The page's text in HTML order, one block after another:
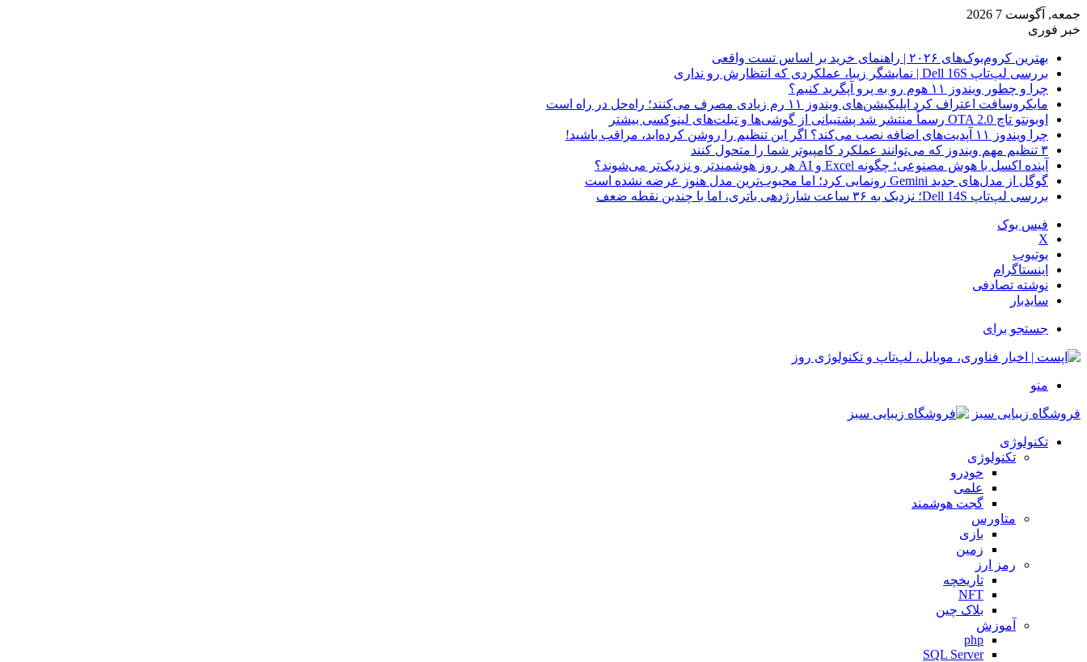
جمعه, آگوست 7 2026
خبر فوری
بهترین کروم‌بوک‌های ۲۰۲۶ | راهنمای خرید بر اساس تست واقعی
بررسی لپ‌تاپ Dell 16S | نمایشگر زیبا، عملکردی که انتظارش رو نداری
چرا و چطور ویندوز ۱۱ هوم رو به پرو آپگرید کنیم؟
مایکروسافت اعتراف کرد اپلیکیشن‌های ویندوز ۱۱ رم زیادی مصرف می‌کنند؛ راه‌حل در راه است
اوبونتو تاچ OTA 2.0 رسماً منتشر شد پشتیبانی از گوشی‌ها و تبلت‌های لینوکسی بیشتر
چرا ویندوز ۱۱ آپدیت‌های اضافه نصب می‌کند؟ اگر این تنظیم را روشن کرده‌اید، مراقب باشید!
۳ تنظیم مهم ویندوز که می‌توانند عملکرد کامپیوتر شما را متحول کنند
آینده اکسل با هوش مصنوعی؛ چگونه Excel و AI هر روز هوشمندتر و نزدیک‌تر می‌شوند؟
گوگل از مدل‌های جدید Gemini رونمایی کرد؛ اما محبوب‌ترین مدل هنوز عرضه نشده است
بررسی لپ‌تاپ Dell 14S؛ نزدیک به ۳۶ ساعت شارژدهی باتری، اما با چندین نقطه ضعف
فیس بوک
X
یوتیوب
اینستاگرام
نوشته تصادفی
سایدبار
جستجو برای
منو
فروشگاه زیبایی سبز
تکنولوژی
تکنولوژی
خودرو
علمی
گجت هوشمند
متاورس
بازی
زمین
رمز ارز
تاریخچه
NFT
بلاک چین
آموزش
php
SQL Server